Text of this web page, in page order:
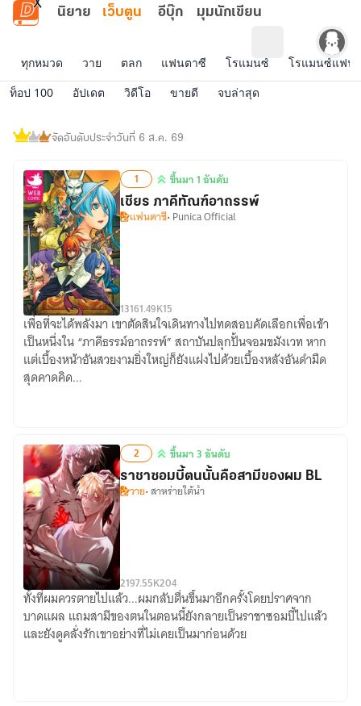
ข้ามไปยังเนื้อหาหลัก
นิยาย เว็บตูน อีบุ๊ก มุมนักเขียน
ทุกหมวด วาย ตลก แฟนตาซี โรแมนซ์
โรแมนซ์แฟน
ท็อป 100
อัปเดต วิดีโอ ขายดี จบล่าสุด
ตูน
ท็อป
จัดอันดับประจำวันที่ 6 ส.ค. 69
เชียร
ภาคี
ทัณฑ์
อาถรรพ์
1
ขึ้น
มา
ขึ้นมา 1 อันดับ
เชียร ภาคีทัณฑ์อาถรรพ์
แฟนตาซี• Punica Official
13161.49K15
เพื่อที่จะได้พลังมา เขาตัดสินใจเดินทางไปทดสอบคัดเลือกเพื่อเข้า
เป็นหนึ่งใน “ภาคีธรรม์อาถรรพ์” สถาบันปลุกปั้นจอมขมังเวท หาก
แต่เบื้องหน้าอันสวยงามยิ่งใหญ่ก็ยังแฝงไปด้วยเบื้องหลังอันดำมืด
สุดคาดคิด...
ราชา
ซอมบี้
ตน
2
ขึ้น
มา
ขึ้นมา 3 อันดับ
ราชาซอมบี้ตนนั้นคือสามีของผม BL
วาย• สาหร่ายใต้น้ำ
2197.55K204
ทั้งที่ผมควรตายไปแล้ว...ผมกลับตื่นขึ้นมาอีกครั้งโดยปราศจาก
บาดแผล แถมสามีของตนในตอนนี้ยังกลายเป็นราชาซอมบี้ไปแล้ว
และยังดูคลั่งรักเขาอย่างที่ไม่เคยเป็นมาก่อนด้วย